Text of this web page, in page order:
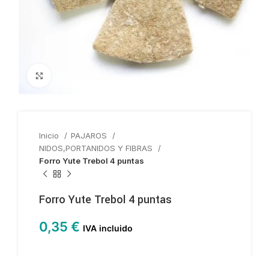
Haga clic para ampliar
Inicio
PAJAROS
NIDOS,PORTANIDOS Y FIBRAS
Forro Yute Trebol 4 puntas
Forro Yute Trebol 4 puntas
0,35 € IVA incluido